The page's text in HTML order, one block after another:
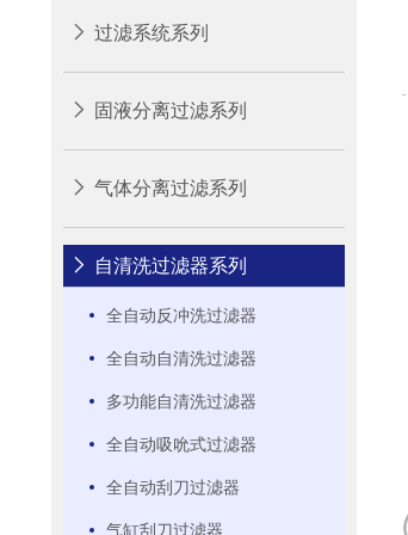
过滤系统系列
固液分离过滤系列
气体分离过滤系列
自清洗过滤器系列
全自动反冲洗过滤器
全自动自清洗过滤器
多功能自清洗过滤器
全自动吸吮式过滤器
全自动刮刀过滤器
气缸刮刀过滤器